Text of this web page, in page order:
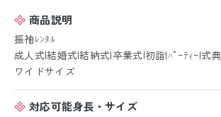
商品説明
振袖ﾚﾝﾀﾙ
成人式|結婚式|結納式|卒業式|初詣|ﾊﾟｰﾃｨｰ|式典
ワイドサイズ
対応可能身長・サイズ